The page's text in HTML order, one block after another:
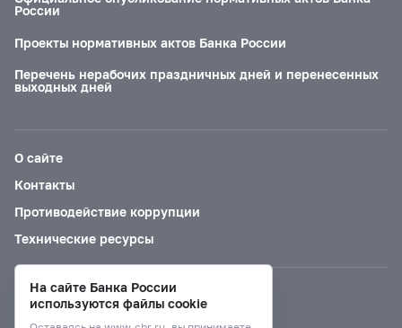
России
Проекты нормативных актов Банка России
Перечень нерабочих праздничных дней и перенесенных
выходных дней
О сайте
Контакты
Противодействие коррупции
Технические ресурсы
Версия для слабовидящих
На сайте Банка России
используются файлы cookie